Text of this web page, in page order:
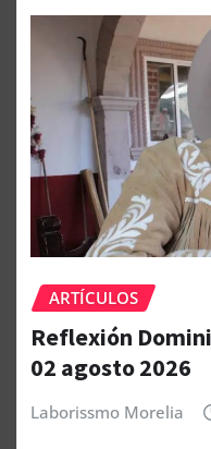
ARTÍCULOS
Reflexión
02 agosto 2026
Laborissmo Morelia